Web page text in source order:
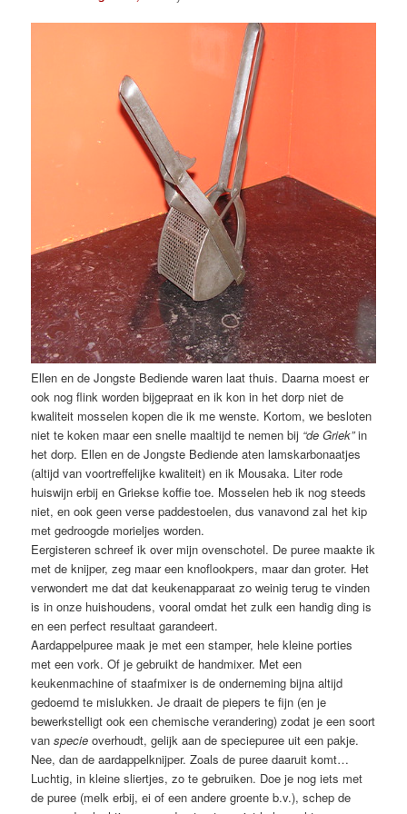
Ellen en de Jongste Bediende waren laat thuis. Daarna moest er
ook nog flink worden bijgepraat en ik kon in het dorp niet de
kwaliteit mosselen kopen die ik me wenste. Kortom, we besloten
niet te koken maar een snelle maaltijd te nemen bij “de Griek”in
het dorp. Ellen en de Jongste Bediende aten lamskarbonaatjes
(altijd van voortreffelijke kwaliteit) en ik Mousaka. Liter rode
huiswijn erbij en Griekse koffie toe. Mosselen heb ik nog steeds
niet, en ook geen verse paddestoelen, dus vanavond zal het kip
met gedroogde morieljes worden.
Eergisteren schreef ik over mijn ovenschotel. De puree maakte ik
met de knijper, zeg maar een knoflookpers, maar dan groter. Het
verwondert me dat dat keukenapparaat zo weinig terug te vinden
is in onze huishoudens, vooral omdat het zulk een handig ding is
en een perfect resultaat garandeert.
Aardappelpuree maak je met een stamper, hele kleine porties
met een vork. Of je gebruikt de handmixer. Met een
keukenmachine of staafmixer is de onderneming bijna altijd
gedoemd te mislukken. Je draait de piepers te fijn (en je
bewerkstelligt ook een chemische verandering) zodat je een soort
vanspecie overhoudt, gelijk aan de speciepuree uit een pakje.
Nee, dan de aardappelknijper. Zoals de puree daaruit komt…
Luchtig, in kleine sliertjes, zo te gebruiken. Doe je nog iets met
de puree (melk erbij, ei of een andere groente b.v.), schep de